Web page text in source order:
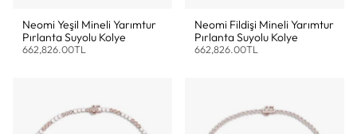
Neomi Yeşil Mineli Yarımtur
Pırlanta Suyolu Kolye
662,826.00TL
Neomi Fildişi Mineli Yarımtur
Pırlanta Suyolu Kolye
662,826.00TL